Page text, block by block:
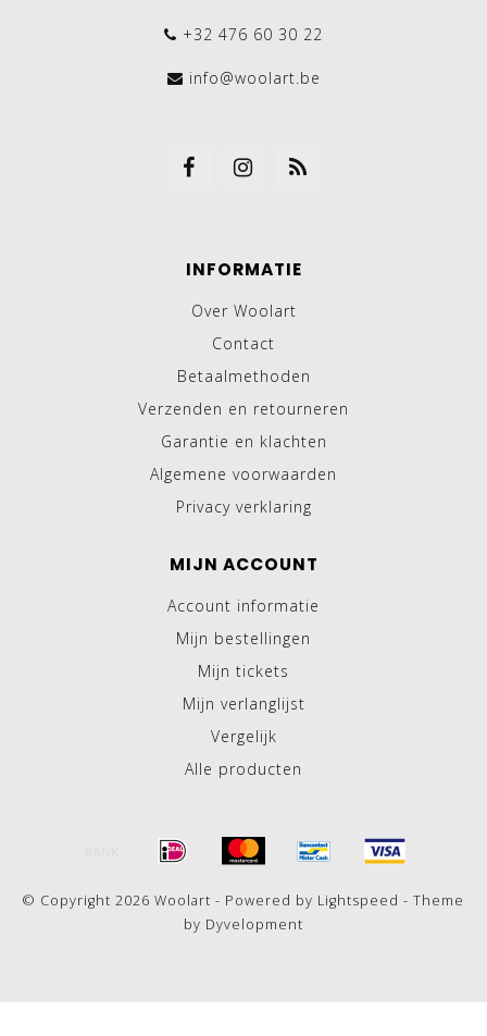
+32 476 60 30 22
info@woolart.be
INFORMATIE
Over Woolart
Contact
Betaalmethoden
Verzenden en retourneren
Garantie en klachten
Algemene voorwaarden
Privacy verklaring
MIJN ACCOUNT
Account informatie
Mijn bestellingen
Mijn tickets
Mijn verlanglijst
Vergelijk
Alle producten
© Copyright 2026 Woolart - Powered by Lightspeed - Theme
by Dyvelopment